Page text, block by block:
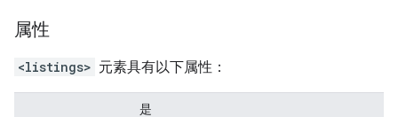
属性
<listings> 元素具有以下属性：
是